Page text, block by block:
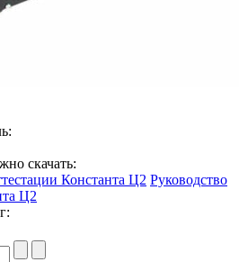
скачать:
Константа Ц2 Руководство
Ц2